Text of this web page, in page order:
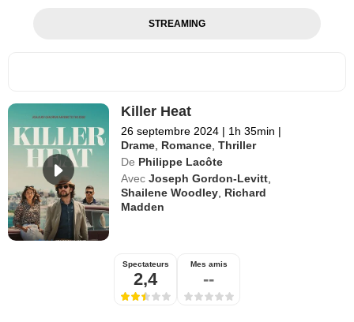
STREAMING
Killer Heat
26 septembre 2024 | 1h 35min |
Drame, Romance,Thriller
De Philippe Lacôte
Avec Joseph Gordon-Levitt,
Shailene Woodley, Richard
Madden
Spectateurs
2,4
Mes amis
--